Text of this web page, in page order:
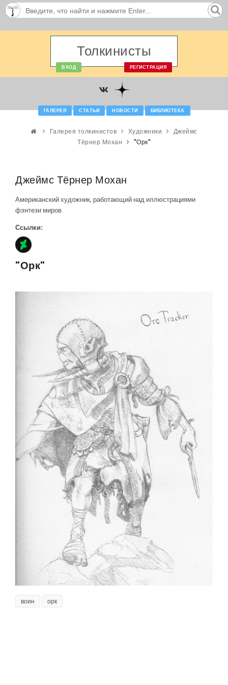
Толкинисты
ВХОД РЕГИСТРАЦИЯ
ГАЛЕРЕЯ СТАТЬИ НОВОСТИ БИБЛИОТЕКА
Галерея толкинистов Художники
Джеймс
Тёрнер Мохан
"Орк"
Джеймс Тёрнер Мохан
Американский художник, работающий над иллюстрациями
фэнтези миров.
Ссылки:
"Орк"
воин орк